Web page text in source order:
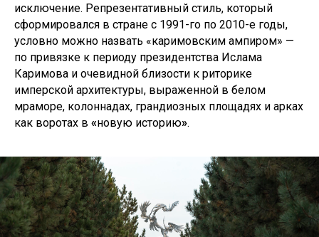
исключение. Репрезентативный стиль, который
сформировался в стране с 1991-го по 2010-е годы,
условно можно назвать «каримовским ампиром» —
по привязке к периоду президентства Ислама
Каримова и очевидной близости к риторике
имперской архитектуры, выраженной в белом
мраморе, колоннадах, грандиозных площадях и арках
как воротах в «новую историю».